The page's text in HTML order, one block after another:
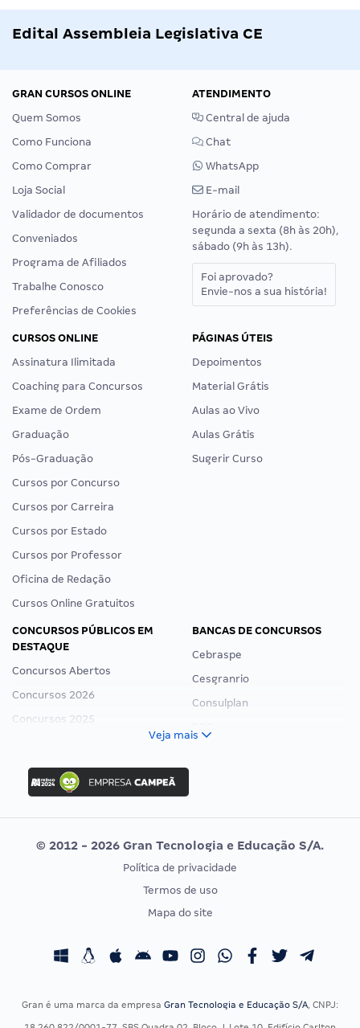
Edital Assembleia Legislativa CE
GRAN CURSOS ONLINE
Quem Somos
Como Funciona
Como Comprar
Loja Social
Validador de documentos
Conveniados
Programa de Afiliados
Trabalhe Conosco
Preferências de Cookies
ATENDIMENTO
Central de ajuda
Chat
WhatsApp
E-mail
Horário de atendimento:
segunda a sexta (8h às 20h),
sábado (9h às 13h).
Foi aprovado?
Envie-nos a sua história!
CURSOS ONLINE
Assinatura Ilimitada
Coaching para Concursos
Exame de Ordem
Graduação
Pós-Graduação
Cursos por Concurso
Cursos por Carreira
Cursos por Estado
Cursos por Professor
Oficina de Redação
Cursos Online Gratuitos
PÁGINAS ÚTEIS
Depoimentos
Material Grátis
Aulas ao Vivo
Aulas Grátis
Sugerir Curso
CONCURSOS PÚBLICOS EM
DESTAQUE
Concursos Abertos
Concursos 2026
Concursos 2025
Concurso Ibama
Concurso MPU
Editais publicados
BANCAS DE CONCURSOS
Cebraspe
Cesgranrio
Consulplan
Vunesp
CONCURSOS POR PROFISSÃO
Concursos Fiscais
EXAME DE ORDEM
Calendário OAB
Veja mais
© 2012 - 2026 Gran Tecnologia e Educação S/A.
Política de privacidade
Termos de uso
Mapa do site
Gran é uma marca da empresa Gran Tecnologia e Educação S/A, CNPJ: